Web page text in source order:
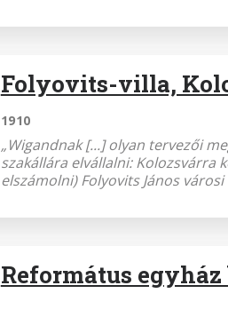
Folyovits-villa,
1910
„Wigandnak [...] olyan tervezői
szakállára elvállalni: Kolozsvárra
elszámolni) Folyovits János városi
Református